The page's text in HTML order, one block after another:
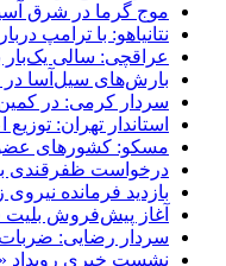
موج گرما در شرق
نتانیاهو: با ترامپ
عراقچی: سالی یک‌بار
بارش‌های سیل‌آسا در راه ۳ استان؛ هشدار بارش‌های تابستانه
سردار کرمی: در
استاندار تهران:
مسکو: کشورهای عضو
درخواست ظفرقندی
بازدید فرمانده
آغاز پیش‌فروش بلیت
سردار رضایی: ضربات شدیدی در جنگ ۱۷
نشست خبری رویداد